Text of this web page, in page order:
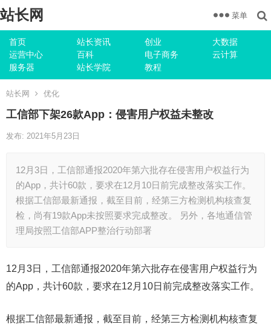
站长网
首页 站长资讯 创业
大数据
运营中心
百科 电子商务
云计算
服务器
站长学院 教程
菜单
站长网 优化
工信部下架26款App：侵害用户权益未整改
发布: 2021年5月23日
12月3日，工信部通报2020年第六批存在侵害用户权益行为
的App，共计60款，要求在12月10日前完成整改落实工作。
根据工信部最新通报，截至目前，经第三方检测机构核查复
检，尚有19款App未按照要求完成整改。 另外，各地通信管
理局按照工信部APP整治行动部署
12月3日，工信部通报2020年第六批存在侵害用户权益行为
的App，共计60款，要求在12月10日前完成整改落实工作。
根据工信部最新通报，截至目前，经第三方检测机构核查复